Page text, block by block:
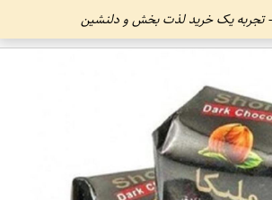
- تجربه یک خرید لذت بخش و دلنشین